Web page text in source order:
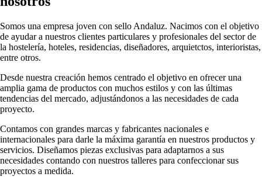
Somos una empresa joven con sello Andaluz. Nacimos con el objetivo
de ayudar a nuestros clientes particulares y profesionales del sector de
la hostelería, hoteles, residencias, diseñadores, arquietctos, interioristas,
entre otros.
Desde nuestra creación hemos centrado el objetivo en ofrecer una
amplia gama de productos con muchos estilos y con las últimas
tendencias del mercado, adjustándonos a las necesidades de cada
proyecto.
Contamos con grandes marcas y fabricantes nacionales e
internacionales para darle la máxima garantía en nuestros productos y
servicios. Diseñamos piezas exclusivas para adaptarnos a sus
necesidades contando con nuestros talleres para confeccionar sus
proyectos a medida.